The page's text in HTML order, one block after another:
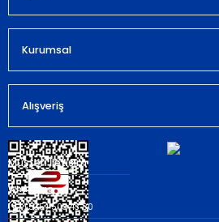
Kurumsal
Alışveriş
Müşteri İletişim
Whatsapp
(535) 503 43 80